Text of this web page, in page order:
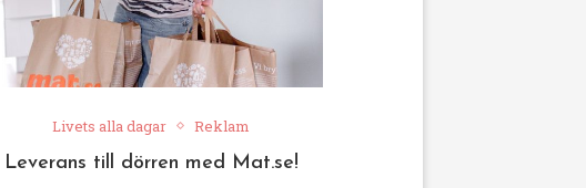
Livets alla dagar Reklam
Leverans till dörren med Mat.se!